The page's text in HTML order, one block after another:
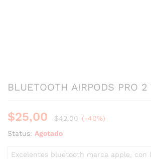
BLUETOOTH AIRPODS PRO 2
$25,00 $42,00 (-40%)
Status: Agotado
Excelentes bluetooth marca apple, con